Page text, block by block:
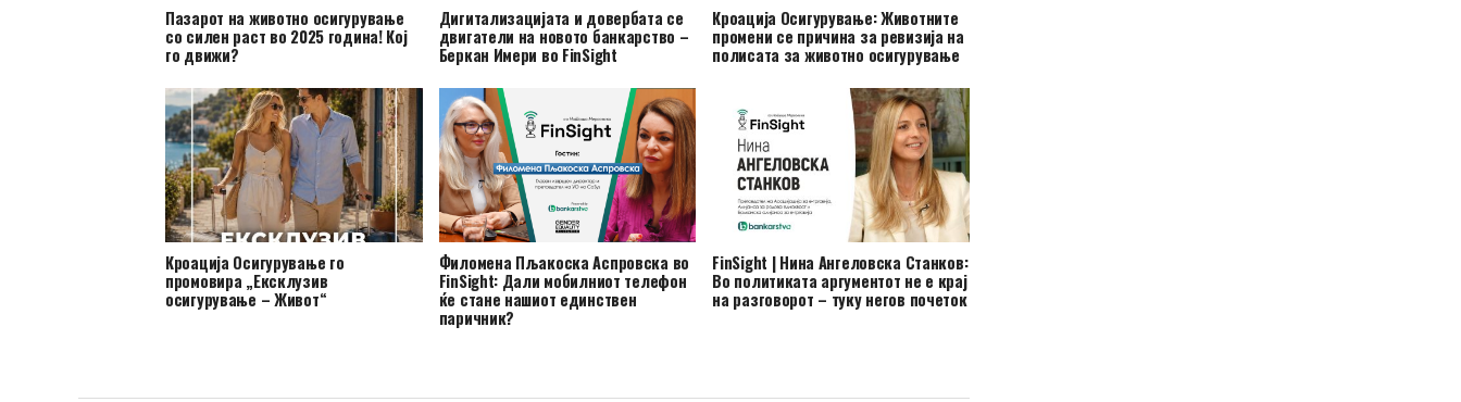
Пазарот на животно осигурување
со силен раст во 2025 година! Кој
го движи?
Дигитализацијата и довербата се
двигатели на новото банкарство –
Беркан Имери во FinSight
Кроација Осигурување: Животните
промени се причина за ревизија на
полисата за животно осигурување
Кроација Осигурување го
промовира „Ексклузив
осигурување – Живот“
Филомена Пљакоска Аспровска во
FinSight: Дали мобилниот телефон
ќе стане нашиот единствен
паричник?
FinSight | Нина Ангеловска Станков:
Во политиката аргументот не е крај
на разговорот – туку негов почеток